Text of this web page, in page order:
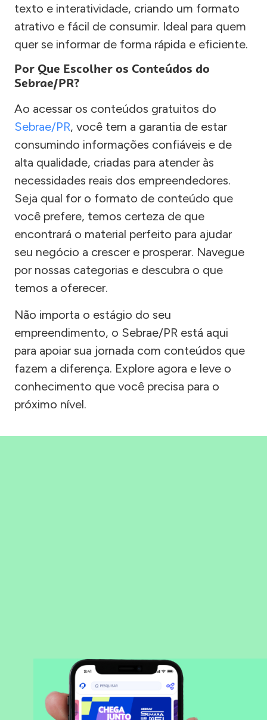
texto e interatividade, criando um formato
atrativo e fácil de consumir. Ideal para quem
quer se informar de forma rápida e eficiente.
Por Que Escolher os Conteúdos do
Sebrae/PR?
Ao acessar os conteúdos gratuitos do
Sebrae/PR, você tem a garantia de estar
consumindo informações confiáveis e de
alta qualidade, criadas para atender às
necessidades reais dos empreendedores.
Seja qual for o formato de conteúdo que
você prefere, temos certeza de que
encontrará o material perfeito para ajudar
seu negócio a crescer e prosperar. Navegue
por nossas categorias e descubra o que
temos a oferecer.
Não importa o estágio do seu
empreendimento, o Sebrae/PR está aqui
para apoiar sua jornada com conteúdos que
fazem a diferença. Explore agora e leve o
conhecimento que você precisa para o
próximo nível.